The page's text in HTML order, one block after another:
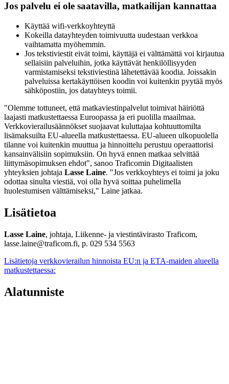
Jos palvelu ei ole saatavilla, matkailijan kannattaa
Käyttää wifi-verkkoyhteyttä
Kokeilla datayhteyden toimivuutta uudestaan verkkoa
vaihtamatta myöhemmin.
Jos tekstiviestit eivät toimi, käyttäjä ei välttämättä voi kirjautua
sellaisiin palveluihin, jotka käyttävät henkilöllisyyden
varmistamiseksi tekstiviestinä lähetettävää koodia. Joissakin
palveluissa kertakäyttöisen koodin voi kuitenkin pyytää myös
sähköpostiin, jos datayhteys toimii.
"Olemme tottuneet, että matkaviestinpalvelut toimivat häiriöttä
laajasti matkustettaessa Euroopassa ja eri puolilla maailmaa.
Verkkovierailusäännökset suojaavat kuluttajaa kohtuuttomilta
lisämaksuilta EU-alueella matkustettaessa. EU-alueen ulkopuolella
tilanne voi kuitenkin muuttua ja hinnoittelu perustuu operaattorisi
kansainvälisiin sopimuksiin. On hyvä ennen matkaa selvittää
liittymäsopimuksen ehdot", sanoo Traficomin Digitaalisten
yhteyksien johtaja Lasse Laine. "Jos verkkoyhteys ei toimi ja joku
odottaa sinulta viestiä, voi olla hyvä soittaa puhelimella
huolestumisen välttämiseksi," Laine jatkaa.
Lisätietoa
Lasse Laine, johtaja, Liikenne- ja viestintävirasto Traficom,
lasse.laine@traficom.fi, p. 029 534 5563
Lisätietoja verkkovierailun hinnoista EU:n ja ETA-maiden alueella
matkustettaessa:
Alatunniste